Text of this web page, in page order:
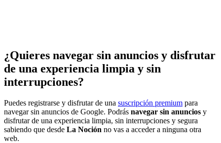
¿Quieres navegar sin anuncios y disfrutar
de una experiencia limpia y sin
interrupciones?
Puedes registrarse y disfrutar de una suscripción premium para
navegar sin anuncios de Google. Podrás navegar sin anuncios y
disfrutar de una experiencia limpia, sin interrupciones y segura
sabiendo que desde La Noción no vas a acceder a ninguna otra
web.